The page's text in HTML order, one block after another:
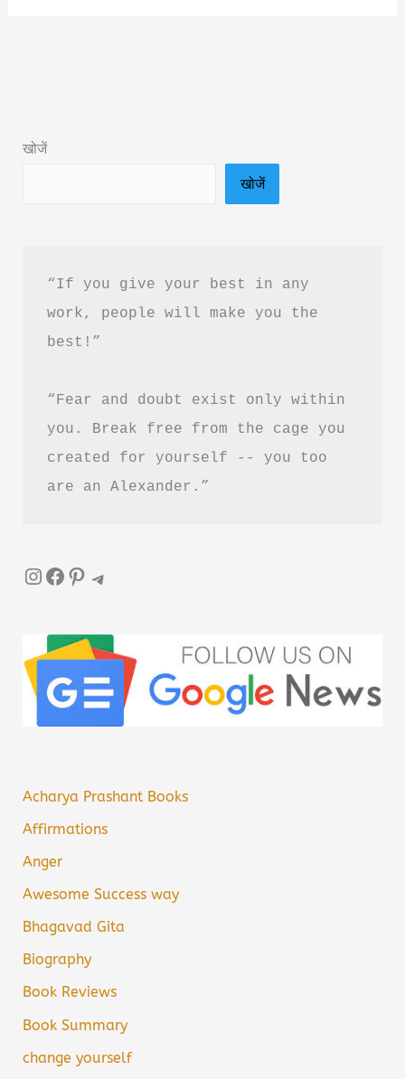
चाहिए
success
Hindi
खोजें
खोजें
“If you give your best in any
work, people will make you the
best!”
“Fear and doubt exist only within
you. Break free from the cage you
created for yourself -- you too
are an Alexander.”
InstagramFacebook Pinterest Telegram
Acharya Prashant Books
Affirmations
Anger
Awesome Success way
Bhagavad Gita
Biography
Book Reviews
Book Summary
change yourself